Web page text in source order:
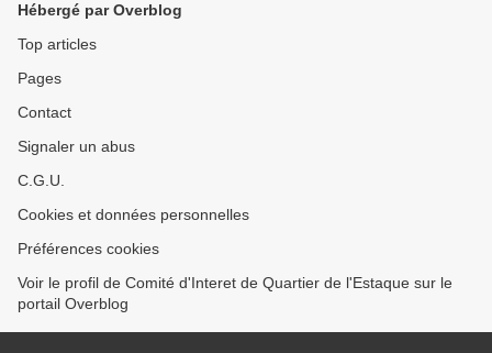
Hébergé par Overblog
Top articles
Pages
Contact
Signaler un abus
C.G.U.
Cookies et données personnelles
Préférences cookies
Voir le profil de Comité d'Interet de Quartier de l'Estaque sur le
portail Overblog